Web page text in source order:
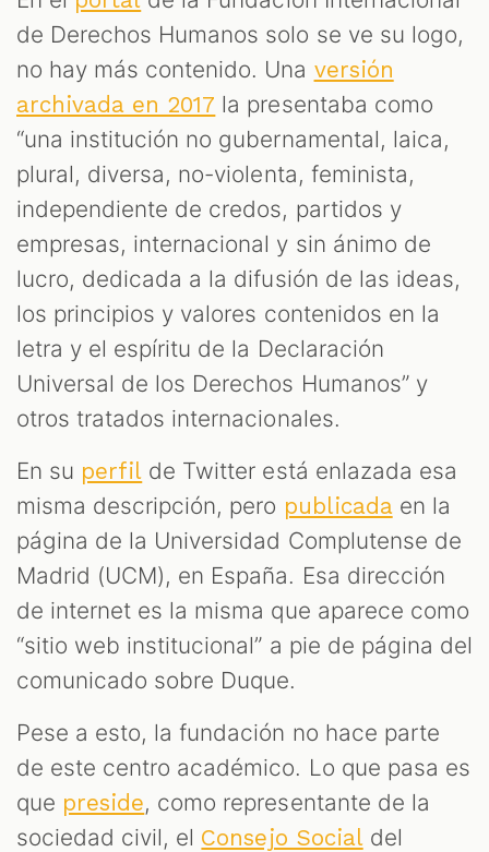
de Derechos Humanos solo se ve su logo,
no hay más contenido. Una versión
archivada en 2017 la presentaba como
“una institución no gubernamental, laica,
plural, diversa, no-violenta, feminista,
independiente de credos, partidos y
empresas, internacional y sin ánimo de
lucro, dedicada a la difusión de las ideas,
los principios y valores contenidos en la
letra y el espíritu de la Declaración
Universal de los Derechos Humanos” y
otros tratados internacionales.
En su perfil de Twitter está enlazada esa
misma descripción, pero publicadaen la
página de la Universidad Complutense de
Madrid (UCM), en España. Esa dirección
de internet es la misma que aparece como
“sitio web institucional” a pie de página del
comunicado sobre Duque.
Pese a esto, la fundación no hace parte
de este centro académico. Lo que pasa es
que preside, como representante de la
sociedad civil, el Consejo Socialdel